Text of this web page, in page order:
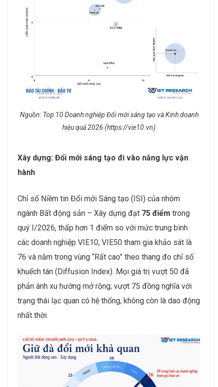
Nguồn: Top 10 Doanh nghiệp Đổi mới sáng tạo và Kinh doanh
hiệu quả 2026 (https://vie10.vn)
Xây dựng: Đổi mới sáng tạo đi vào năng lực vận
hành
Chỉ số Niềm tin Đổi mới Sáng tạo (ISI) của nhóm
ngành Bất động sản – Xây dựng đạt 75 điểm trong
quý I/2026, thấp hơn 1 điểm so với mức trung bình
các doanh nghiệp VIE10, VIE50 tham gia khảo sát là
76 và nằm trong vùng “Rất cao” theo thang đo chỉ số
khuếch tán (Diffusion Index). Mọi giá trị vượt 50 đã
phản ánh xu hướng mở rộng; vượt 75 đồng nghĩa với
trạng thái lạc quan có hệ thống, không còn là dao động
nhất thời.